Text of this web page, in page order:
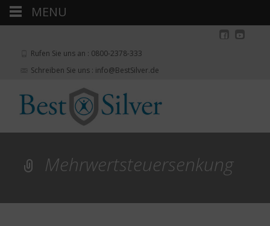
Rufen Sie uns an : 0800-2378-333
Schreiben Sie uns : info@BestSilver.de
Mehrwertsteuersenkung
MENU